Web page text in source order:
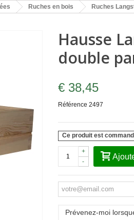
Ruches en bois Ruches
Hausse
double
€ 38,45
Référence 2497
Ce produit est
-
+
Prévenez-moi